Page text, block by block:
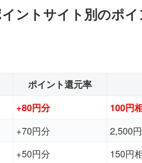
ントサイト別のポ
ポイント還元率
+80円分
100円
+70円分
2,500
+50円分 150円